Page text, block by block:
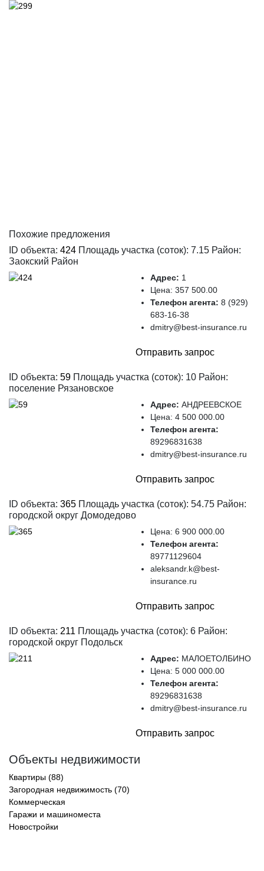
Похожие предложения
ID объекта: 424 Площадь участка (соток): 7.15 Район:
Заокский Район
Адрес: 1
Цена: 357 500.00
Телефон агента: 8 (929)
683-16-38
dmitry@best-insurance.ru
Отправить запрос
ID объекта: 59 Площадь участка (соток): 10 Район:
поселение Рязановское
Адрес: АНДРЕЕВСКОЕ
Цена: 4 500 000.00
Телефон агента:
89296831638
dmitry@best-insurance.ru
Отправить запрос
ID объекта: 365 Площадь участка (соток): 54.75 Район:
городской округ Домодедово
Цена: 6 900 000.00
Телефон агента:
89771129604
aleksandr.k@best-
insurance.ru
Отправить запрос
ID объекта: 211 Площадь участка (соток): 6 Район:
городской округ Подольск
Адрес: МАЛОЕТОЛБИНО
Цена: 5 000 000.00
Телефон агента:
89296831638
dmitry@best-insurance.ru
Отправить запрос
Объекты недвижимости
Квартиры (88)
Загородная недвижимость (70)
Коммерческая
Гаражи и машиноместа
Новостройки